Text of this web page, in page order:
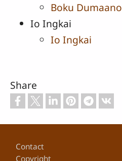
Boku Dumaano
Io Ingkai
Io Ingkai
Share
Footer
Contact